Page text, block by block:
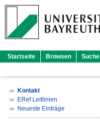
Startseite Browsen Suche
Kontakt
ERef Leitlinien
Neueste Einträge